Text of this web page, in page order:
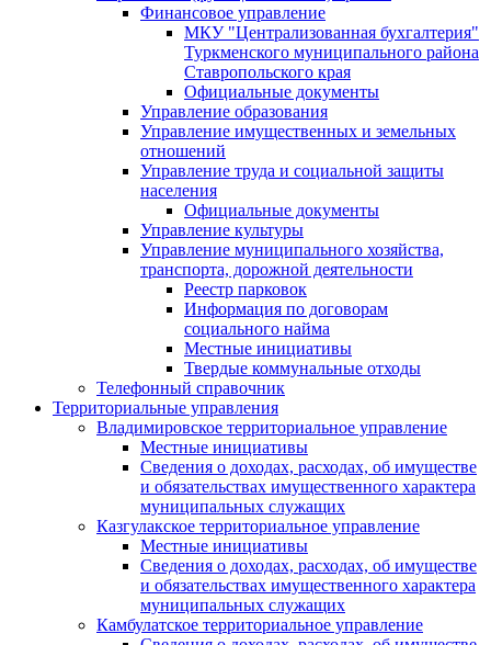
Финансовое управление
МКУ "Централизованная бухгалтерия"
Туркменского муниципального района
Ставропольского края
Официальные документы
Управление образования
Управление имущественных и земельных
отношений
Управление труда и социальной защиты
населения
Официальные документы
Управление культуры
Управление муниципального хозяйства,
транспорта, дорожной деятельности
Реестр парковок
Информация по договорам
социального найма
Местные инициативы
Твердые коммунальные отходы
Телефонный справочник
Территориальные управления
Владимировское территориальное управление
Местные инициативы
Сведения о доходах, расходах, об имуществе
и обязательствах имущественного характера
муниципальных служащих
Казгулакское территориальное управление
Местные инициативы
Сведения о доходах, расходах, об имуществе
и обязательствах имущественного характера
муниципальных служащих
Камбулатское территориальное управление